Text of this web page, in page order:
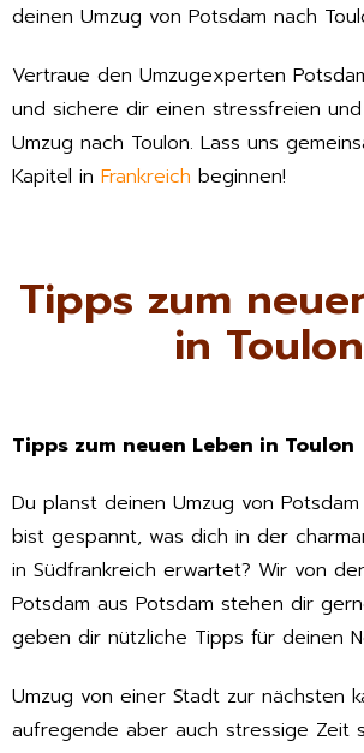
deinen Umzug von Potsdam nach
Vertraue den Umzugexperten
und sichere dir einen stressfreien
Umzug nach Toulon. Lass uns
Kapitel in Frankreich beginnen!
Tipps zum
in Toulon
Tipps zum neuen Leben in Toulon
Du planst deinen Umzug von
bist gespannt, was dich in der
in Südfrankreich erwartet? Wir von
Potsdam aus Potsdam stehen dir
geben dir nützliche Tipps für deinen
Umzug von einer Stadt zur nächsten
aufregende aber auch stressige Zeit